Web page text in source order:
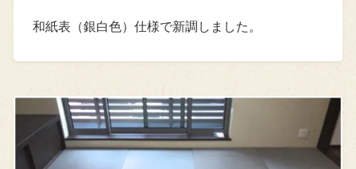
和紙表（銀白色）仕様で新調しました。